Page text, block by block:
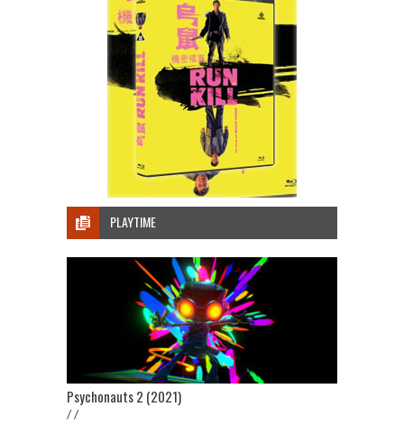
PLAYTIME
Psychonauts 2 (2021)
/ /